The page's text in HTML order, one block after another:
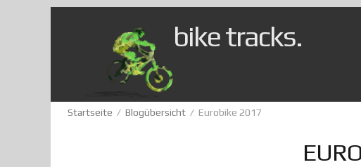
Direkt zum Inhalt
bike tracks.
Sie sind hier
Startseite / Blogübersicht / Eurobike 2017